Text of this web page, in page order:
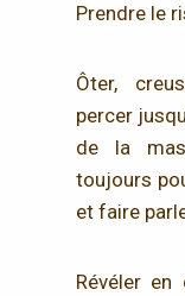
Prendre le
Ôter,
percer
de la
toujours
et faire
Révéler